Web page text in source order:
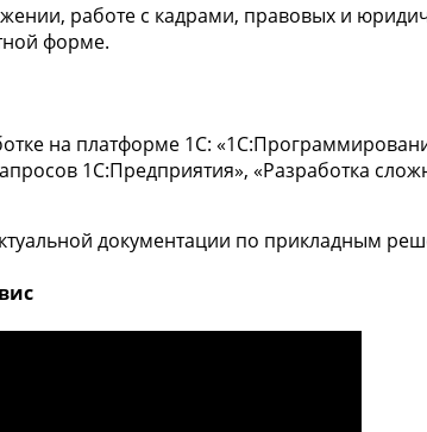
работе с кадрами, правовых и
форме.
на платформе 1С:
1С:Предприятия», «Разработка
документации по прикладным